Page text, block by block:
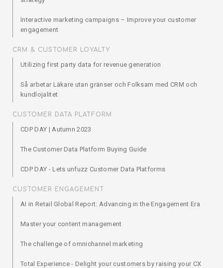
Interactive marketing campaigns – Improve your customer
engagement
CRM & CUSTOMER LOYALTY
Utilizing first party data for revenue generation
Så arbetar Läkare utan gränser och Folksam med CRM och
kundlojalitet
CUSTOMER DATA PLATFORM
CDP DAY | Autumn 2023
The Customer Data Platform Buying Guide
CDP DAY - Lets unfuzz Customer Data Platforms
CUSTOMER ENGAGEMENT
AI in Retail Global Report: Advancing in the Engagement Era
Master your content management
The challenge of omnichannel marketing
Total Experience - Delight your customers by raising your CX